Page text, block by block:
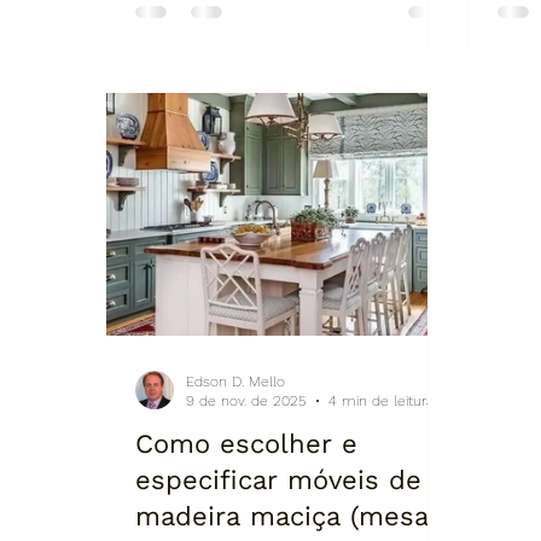
maciça se tornam protagonistas
da arquitetura contemporânea. Na
EDM Móveis Rústicos & Artesanais,
cada peça é criada com precisão,
alma artesanal e um padrão de
personalização que coloca a
marca como referência nacional
em
Como escolher e
especificar móveis de
madeira maciça (mesas,
Edson D. Mello
9 de nov. de 2025
4 min de leitura